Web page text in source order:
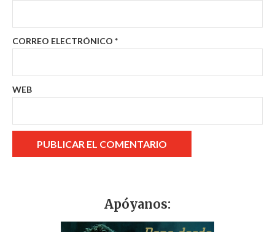
CORREO ELECTRÓNICO *
WEB
Apóyanos: